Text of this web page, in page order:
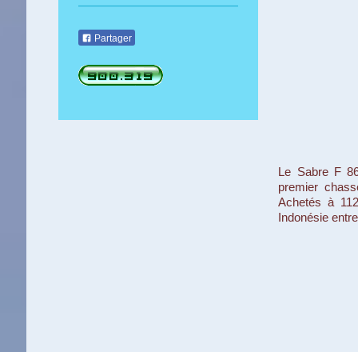
Le Sabre F
premier
Achetés à
Indonésie
Partager